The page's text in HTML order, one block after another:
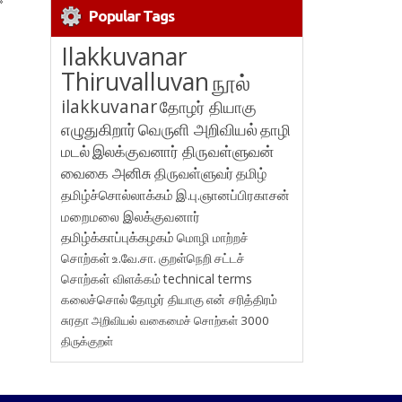
Popular Tags
Ilakkuvanar
Thiruvalluvanநூல்
ilakkuvanarதோழர் தியாகு
எழுதுகிறார்வெருளி அறிவியல்தாழி
மடல்இலக்குவனார் திருவள்ளுவன்
வைகை அனிசுதிருவள்ளுவர்தமிழ்
தமிழ்ச்சொல்லாக்கம் இ.பு.ஞானப்பிரகாசன்
மறைமலை இலக்குவனார்
தமிழ்க்காப்புக்கழகம் மொழி மாற்றச்
சொற்கள்உ.வே.சா. குறள்நெறி சட்டச்
சொற்கள் விளக்கம்technical terms
கலைச்சொல்தோழர் தியாகுஎன் சரித்திரம்
சுரதாஅறிவியல் வகைமைச் சொற்கள் 3000
திருக்குறள்